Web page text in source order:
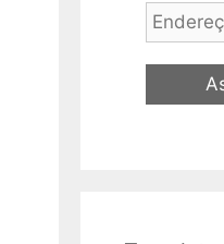
Endereço
de
*